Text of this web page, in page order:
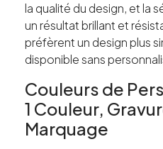
la qualité du design, et la
un résultat brillant et
préfèrent un design plus
disponible sans
Couleurs de
1 Couleur,
Marquage